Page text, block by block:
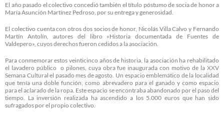
El año pasado el colectivo concedió también el título póstumo de socia de honor a
María Asunción Martínez Pedroso, por su entrega y generosidad.
El colectivo cuenta con otros dos socios de honor, Nicolás Villa Calvo y Fernando
Martín Antolín, autores del libro «Historia documentada de Fuentes de
Valdepero», cuyos derechos fueron cedidos a la asociación.
Para conmemorar estos veinticinco años de historia, la asociación ha rehabilitado
el lavadero público o pilones, cuya obra fue inaugurada con motivo de la XXV
Semana Cultural el pasado mes de agosto. Un espacio emblemático de la localidad
que tenía una doble función, como abrevadero para el ganado y como espacio
para el aclarado de la ropa. Este espacio se encontraba abandonado por el paso del
tiempo. La inversión realizada ha ascendido a los 5.000 euros que han sido
sufragados por el propio colectivo.